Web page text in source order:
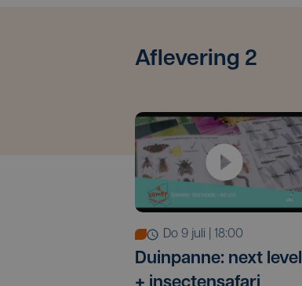
Aflevering 2
do 9 juli | 18:00
Duinpanne: next level